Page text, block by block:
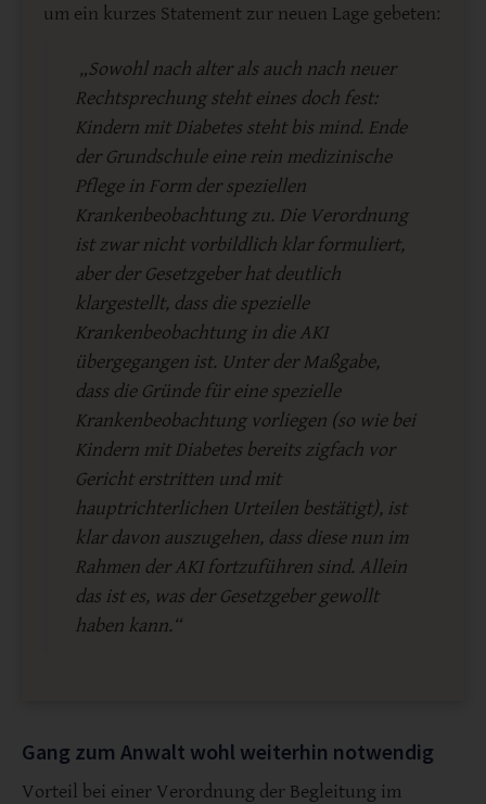
um ein kurzes Statement zur neuen Lage gebeten:
„Sowohl nach alter als auch nach neuer
Rechtsprechung steht eines doch fest:
Kindern mit Diabetes steht bis mind. Ende
der Grundschule eine rein medizinische
Pflege in Form der speziellen
Krankenbeobachtung zu. Die Verordnung
ist zwar nicht vorbildlich klar formuliert,
aber der Gesetzgeber hat deutlich
klargestellt, dass die spezielle
Krankenbeobachtung in die AKI
übergegangen ist. Unter der Maßgabe,
dass die Gründe für eine spezielle
Krankenbeobachtung vorliegen (so wie bei
Kindern mit Diabetes bereits zigfach vor
Gericht erstritten und mit
hauptrichterlichen Urteilen bestätigt), ist
klar davon auszugehen, dass diese nun im
Rahmen der AKI fortzuführen sind. Allein
das ist es, was der Gesetzgeber gewollt
haben kann.“
Gang zum Anwalt wohl weiterhin notwendig
Vorteil bei einer Verordnung der Begleitung im